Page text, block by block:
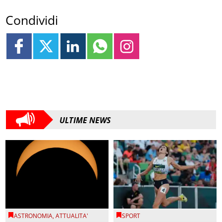
Condividi
ULTIME NEWS
ASTRONOMIA,ATTUALITA' SPORT